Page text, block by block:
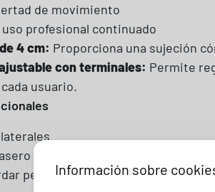
de movimiento
uso profesional continuado
4 cm: Proporciona una sujeción
con terminales: Permite
usuario.
tipo parche
pequeños accesorios, utensilios
Información sobre